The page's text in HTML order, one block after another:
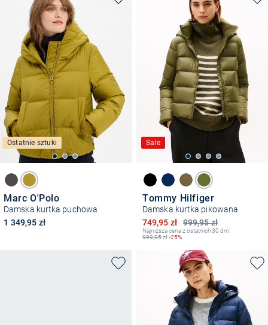
Ostatnie sztuki
Marc O'Polo
Damska kurtka puchowa
1 349,95 zł
Sale
Tommy Hilfiger
Damska kurtka pikowana
999,95 zł
Obniżona cena
749,95 zł
Najniższa cena z ostatnich 30 dni:
999,95zł-25%